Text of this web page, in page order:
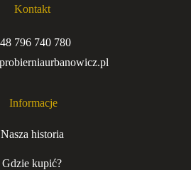
Kontakt
796 740 780
Informacje
Nasza historia
Gdzie kupić?